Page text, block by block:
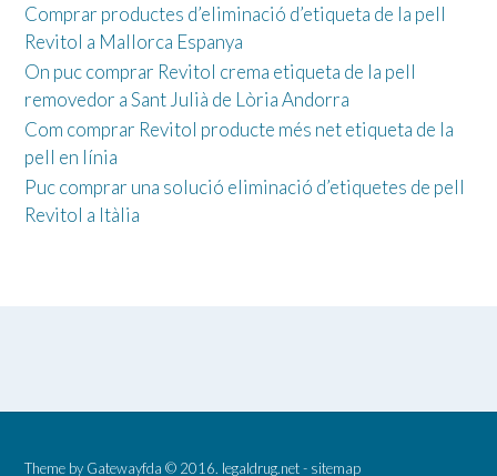
Comprar productes d’eliminació d’etiqueta de la pell
Revitol a Mallorca Espanya
On puc comprar Revitol crema etiqueta de la pell
removedor a Sant Julià de Lòria Andorra
Com comprar Revitol producte més net etiqueta de la
pell en línia
Puc comprar una solució eliminació d’etiquetes de pell
Revitol a Itàlia
Theme by Gatewayfda © 2016. legaldrug.net- sitemap